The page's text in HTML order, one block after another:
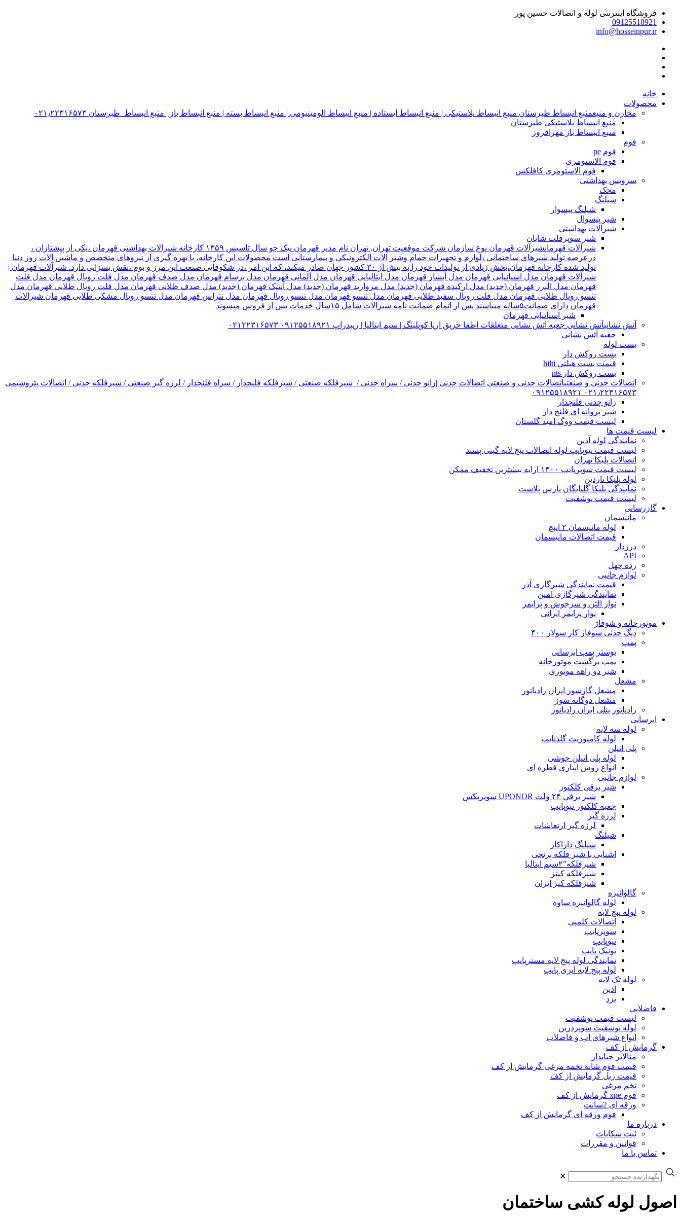
فروشگاه اینترنتی لوله و اتصالات حسین پور
09125518921
info@hosseinpur.ir
خانه
محصولات
مخازن و منبعمنبع انبساط طبرستان منبع انبساط پلاستیکی | منبع انبساط ایستاده | منبع انبساط الومینیومی | منبع انبساط بسته | منبع انبساط باز | منبع انبساط طبرستان ۰۲۱٫۲۲۳۱۶۵۷۳
منبع انبساط پلاستیکی طبرستان
منبع انبساط باز مهرافروز
فوم
فوم pe
فوم الاستومری
فوم الاستومری کافلکس
سرویس بهداشتی
محک
شیلنگ
شیلنگ پیسوار
شیر پیسوال
شیرآلات بهداشتی
شیر سوپرفلت شایان
شیرآلات قهرمان
شیرآلات قهرمان نوع سازمان شرکت موقعیت تهران, تهران نام مدیر قهرمان نیک جو سال تاسیس ۱۳۵۹ کارخانه شیرالات بهداشتی قهرمان ،یکی از پیشتازان ،
درعرصه تولید شیرهای ساختمانی ،لوازم و تجهیزات حمام وشیر الات الکترونیکی و بیمارستانی است محصولات این کارخانه، با بهره گیری از نیروهای متخصص و ماشین الات روز دنیا
تولید شده کارخانه قهرمان،بخش زیادی از تولیدات خود را به بیش از ۳۰ کشور جهان صادر میکند، که این امر ،در شکوفایی صنعت این مرز و بوم ،نقش بسزایی دارد. شیرآلات قهرمان |
شیرآلات قهرمان مدل اسپانیایی قهرمان مدل آبشار قهرمان مدل ایتالیایی قهرمان مدل آلمانی قهرمان مدل برسام قهرمان مدل صدف قهرمان مدل فلت رویال قهرمان مدل فلت
قهرمان مدل البرز قهرمان (جدید) مدل ارکیده قهرمان (جدید) مدل مروارید قهرمان (جدید) مدل آنتیک قهرمان (جدید) مدل صدف طلایی قهرمان مدل فلت رویال طلایی قهرمان مدل
تنسو رویال طلایی قهرمان مدل فلت رویال سفید طلایی قهرمان مدل تنسو قهرمان مدل تنسو رویال قهرمان مدل تتراس قهرمان مدل تنسو رویال مشکی طلایی قهرمان شیرالات
قهرمان دارای ضمانت۵ساله میباشند پس از اتمام ضمانت نامه شیرالات شامل ۱۵سال خدمات پس از فروش میشوند
شیر اسپانیایی قهرمان
آتش نشانیآتش نشانی جعبه اتش نشانی متعلقات اطفا حریق اریا کوپلینگ | سیم ایتالیا | رپیدراپ ۰۹۱۲۵۵۱۸۹۲۱ ۰۲۱۲۲۳۱۶۵۷۳
جعبه آتش نشانی
بست لوله
بست روکش دار
قیمت بست هیلتی hilti
بست روکش دار nts
اتصالات چدنی و صنعتیاتصالات چدنی و صنعتی اتصالات چدنی |زانو چدنی / سراه چدنی / شیرفلکه صنعتی / شیرفلکه فلنچدار / سراه فلنچدار / لرزه گیر صنعتی / شیرفلکه چدنی / اتصالات پتروشیمی
۰۲۱٫۲۲۳۱۶۵۷۳ ۰۹۱۲۵۵۱۸۹۲۱
زانو چدنی فلنچدار
شیر پروانه ای فلنچ دار
لیست قیمت ووگ امید گلستان
لیست قیمت ها
نمایندگی لوله آذین
لیست قیمت نیوپایپ لوله اتصالات پنج لایه گیتی پسند
اتصالات پلیکا تهران
لیست قیمت سوپرپایپ ۱۴۰۰ ارایه بیشترین تخفیف ممکن
لوله پلیکا ناردین
نمایندگی پلیکا گلپایگان پارس پلاست
لیست قیمت پوشفیت
گازرسانی
مانیسمان
لوله مانیسمان ۲ اینچ
قیمت اتصالات مانیسمان
درزدار
API
رده چهل
لوازم جانبی
قیمت نمایندگی شیرگازی آذر
نمایندگی شیرگازی امین
نوار التن و سرجوش و پرایمر
نوار پرایمر ایرانی
موتورخانه و شوفاژ
دیگ چدنی شوفاژ کار سولار ۴۰۰
پمپ
بوستر پمپ ابرسانی
پمپ برگشت موتورخانه
شیر دو راهه موتوری
مشعل
مشعل گازسوز ایران رادیاتور
مشعل دوگانه سوز
رادیاتور پنلی ایران رادیاتور
ابرسانی
لوله سه لایه
لوله کامپوزیت گلدپایپ
پلی اتیلن
لوله پلی اتیلن جوشی
انواع روش ابیاری قطره ای
لوازم جانبی
شیر برقی کلکتور
شير برقي ۲۴ ولت UPONOR سوپرپکس
جعبه کلکتور نیوپایپ
لرزه گیر
لرزه گیر ارتعاشات
شیلنگ
شیلنگ داراکار
اشنایی با شیر فلکه برنجی
شیرفلکه”۲سیم ایتالیا
شیرفلکه کیتز
شیرفلکه کیز ایران
گالوانیزه
لوله گالوانیزه ساوه
لوله پنج لایه
اتصالات کلمپی
سوپرپایپ
نیوپایپ
یونیک پایپ
نمایندگی لوله پنج لایه مسترپایپ
لوله پنج لایه ایزی پایپ
لوله تک لایه
اذین
یزد
فاضلابی
لیست قیمت پوشفیت
لوله پوشفیت سوپردرین
انواع شیرهای اب و فاضلاب
گرمایش از کف
متالایز حبابدار
قیمت فوم شانه تخمه مرغی گرمایش از کف
قیمت ریل گرمایش از کف
تخم مرغی
فوم xpe گرمایش از کف
ورقه ای 2سانت
فوم ورقه ای گرمایش از کف
درباره ما
ثبت شکایات
قوانین و مقررات
تماس با ما
✕
اصول لوله کشی ساختمان